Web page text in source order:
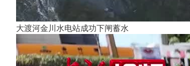
大渡河金川水电站成功下闸蓄水